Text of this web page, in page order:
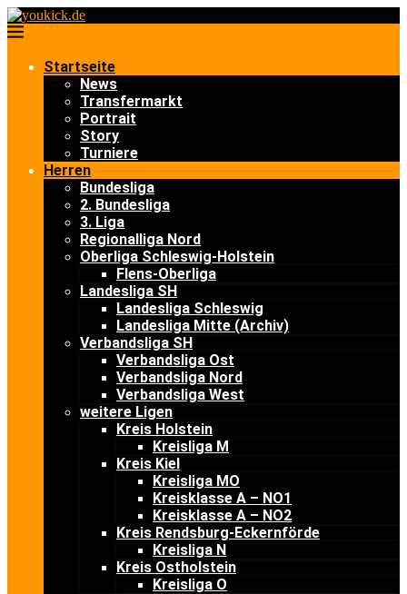
Startseite
News
Transfermarkt
Portrait
Story
Turniere
Herren
Bundesliga
2. Bundesliga
3. Liga
Regionalliga Nord
Oberliga Schleswig-Holstein
Flens-Oberliga
Landesliga SH
Landesliga Schleswig
Landesliga Mitte (Archiv)
Verbandsliga SH
Verbandsliga Ost
Verbandsliga Nord
Verbandsliga West
weitere Ligen
Kreis Holstein
Kreisliga M
Kreis Kiel
Kreisliga MO
Kreisklasse A – NO1
Kreisklasse A – NO2
Kreis Rendsburg-Eckernförde
Kreisliga N
Kreis Ostholstein
Kreisliga O